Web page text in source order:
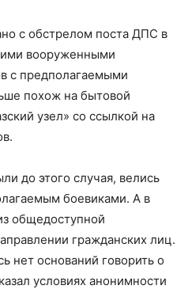
с обстрелом поста ДПС в
вооруженными
с предполагаемыми
похож на бытовой
узел» со ссылкой на
до этого случая, велись
боевиками. А в
общедоступной
гражданских лиц.
нет оснований говорить о
условиях анонимности